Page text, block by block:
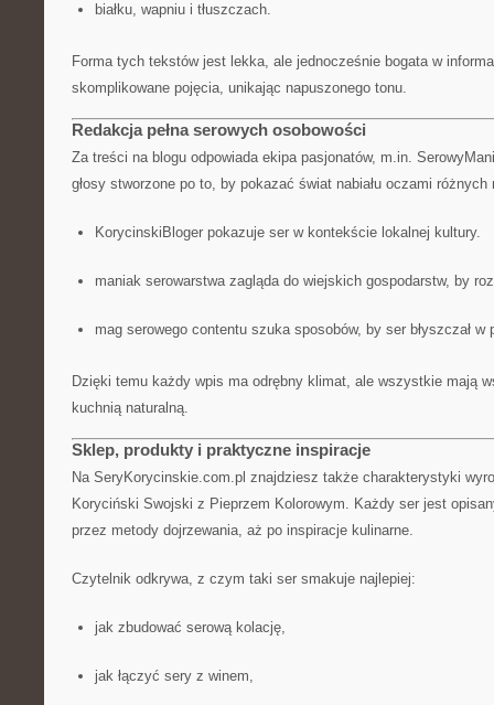
białku, wapniu i tłuszczach.
Forma tych tekstów jest lekka, ale jednocześnie bogata w
skomplikowane pojęcia, unikając napuszonego tonu.
Redakcja pełna serowych osobowości
Za treści na blogu odpowiada ekipa pasjonatów, m.in.
głosy stworzone po to, by pokazać świat nabiału oczami różnych
KorycinskiBloger pokazuje ser w kontekście lokalnej kultury.
maniak serowarstwa zagląda do wiejskich gospodarstw, by
mag serowego contentu szuka sposobów, by ser błyszczał w
Dzięki temu każdy wpis ma odrębny klimat, ale wszystkie mają
kuchnią naturalną.
Sklep, produkty i praktyczne inspiracje
Na SeryKorycinskie.com.pl znajdziesz także charakterystyki
Koryciński Swojski z Pieprzem Kolorowym. Każdy ser jest
przez metody dojrzewania, aż po inspiracje kulinarne.
Czytelnik odkrywa, z czym taki ser smakuje najlepiej:
jak zbudować serową kolację,
jak łączyć sery z winem,